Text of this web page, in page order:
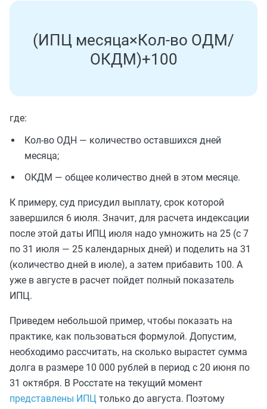
(ИПЦ месяца×Кол-во ОДМ/
ОКДМ)+100
где:
Кол-во ОДН — количество оставшихся дней
месяца;
ОКДМ — общее количество дней в этом месяце.
К примеру, суд присудил выплату, срок которой
завершился 6 июля. Значит, для расчета индексации
после этой даты ИПЦ июля надо умножить на 25 (с 7
по 31 июля — 25 календарных дней) и поделить на 31
(количество дней в июле), а затем прибавить 100. А
уже в августе в расчет пойдет полный показатель
ИПЦ.
Приведем небольшой пример, чтобы показать на
практике, как пользоваться формулой. Допустим,
необходимо рассчитать, на сколько вырастет сумма
долга в размере 10 000 рублей в период с 20 июня по
31 октября. В Росстате на текущий момент
представлены ИПЦ только до августа. Поэтому